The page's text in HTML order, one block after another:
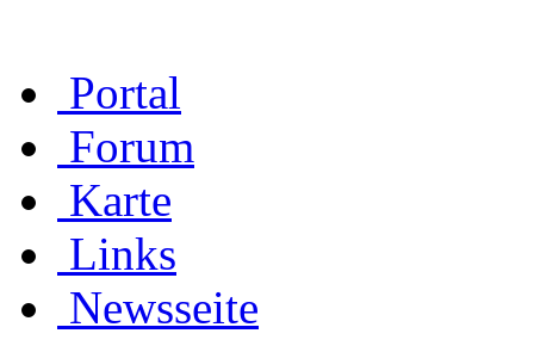
Portal
Forum
Karte
Links
Newsseite